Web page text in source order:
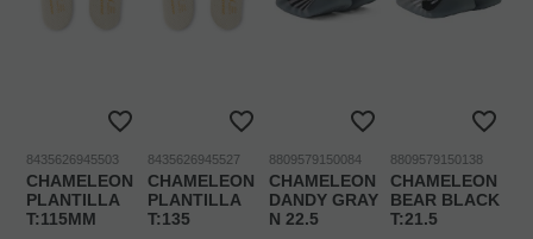
8435626945503
CHAMELEON
PLANTILLA
T:115MM
8435626945527
CHAMELEON
PLANTILLA
T:135
8809579150084
CHAMELEON
DANDY GRAY
N 22.5
8809579150138
CHAMELEON
BEAR BLACK
T:21.5